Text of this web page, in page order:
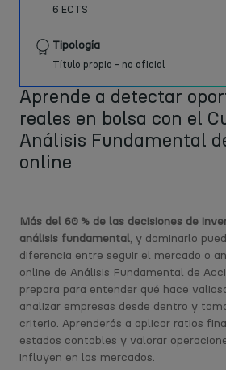
6 ECTS
Tipología
Título propio - no oficial
Aprende a detectar
reales en bolsa con el
Análisis Fundamental
online
Más del 60 % de las decisiones de
análisis fundamental, y dominarlo
diferencia entre seguir el mercado o
online de Análisis Fundamental de
prepara para entender qué hace
analizar empresas desde dentro y
criterio. Aprenderás a aplicar ratios
estados contables y valorar
influyen en los mercados.